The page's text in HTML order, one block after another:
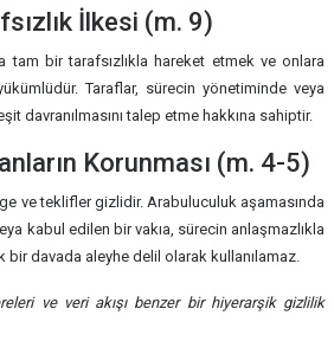
İlkesi (m. 9)
tam bir tarafsızlıkla hareket etmek ve onlara
Taraflar, sürecin yönetiminde veya
davranılmasını talep etme hakkına sahiptir.
Korunması (m. 4-5)
ve teklifler gizlidir. Arabuluculuk aşamasında
kabul edilen bir vakıa, sürecin anlaşmazlıkla
bir davada aleyhe delil olarak kullanılamaz.
ve veri akışı benzer bir hiyerarşik gizlilik